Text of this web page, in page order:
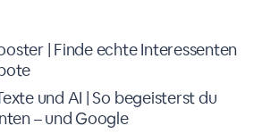
| Finde echte Interessenten
und AI | So begeisterst du
– und Google